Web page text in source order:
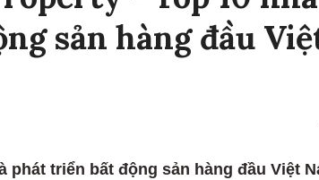
sản hàng đầu
phát triển bất động sản hàng đầu Việt